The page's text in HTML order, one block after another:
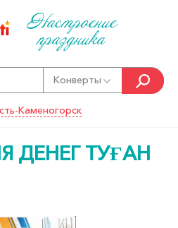
Настроение
праздника
Конверты
Каменогорск
ДЕНЕГ ТУҒАН